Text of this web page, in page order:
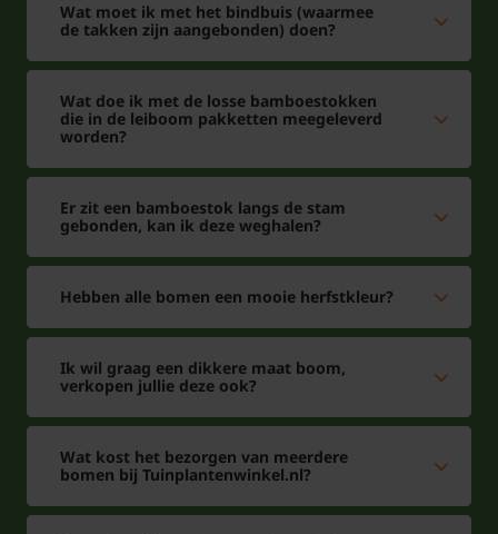
Wat moet ik met het bindbuis (waarmee
de takken zijn aangebonden) doen?
Wat doe ik met de losse bamboestokken
die in de leiboom pakketten meegeleverd
worden?
Er zit een bamboestok langs de stam
gebonden, kan ik deze weghalen?
Hebben alle bomen een mooie herfstkleur?
Ik wil graag een dikkere maat boom,
verkopen jullie deze ook?
Wat kost het bezorgen van meerdere
bomen bij Tuinplantenwinkel.nl?